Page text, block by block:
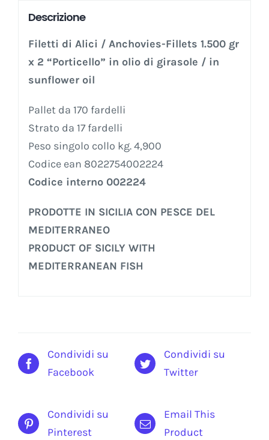
Descrizione
Filetti di Alici / Anchovies-Fillets 1.500 gr
x 2 “Porticello” in olio di girasole / in
sunflower oil
Pallet da 170 fardelli
Strato da 17 fardelli
Peso singolo collo kg. 4,900
Codice ean 8022754002224
Codice interno 002224
PRODOTTE IN SICILIA CON PESCE DEL
MEDITERRANEO
PRODUCT OF SICILY WITH
MEDITERRANEAN FISH
Condividi su
Facebook
Condividi su
Twitter
Condividi su
Pinterest
Email This
Product